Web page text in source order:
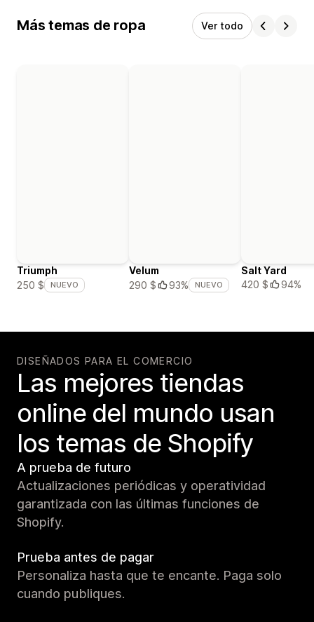
Más temas de ropa Ver todo
Triumph
250 $
NUEVO
Velum
290 $
93% NUEVO
Salt Yard
420 $
94%
DISEÑADOS PARA EL COMERCIO
Las mejores tiendas
online del mundo usan
los temas de Shopify
A prueba de futuro
Actualizaciones periódicas y operatividad
garantizada con las últimas funciones de
Shopify.
Prueba antes de pagar
Personaliza hasta que te encante. Paga solo
cuando publiques.